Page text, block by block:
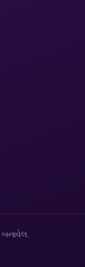
બનાવેલ.